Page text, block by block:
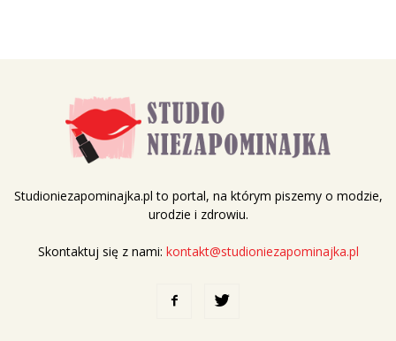
Studioniezapominajka.pl to portal, na którym piszemy o modzie,
urodzie i zdrowiu.
Skontaktuj się z nami: kontakt@studioniezapominajka.pl